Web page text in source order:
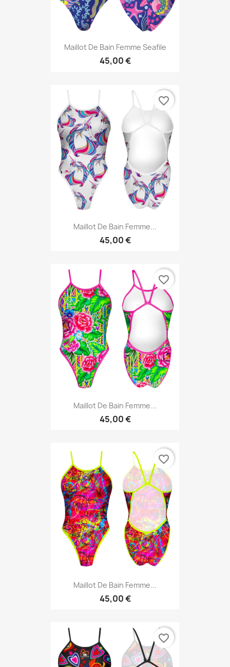
Maillot De Bain Femme Seafile
45,00 €
Maillot De Bain Femme...
45,00 €
favorite_border
Maillot De Bain Femme...
45,00 €
favorite_border
Maillot De Bain Femme...
45,00 €
favorite_border
favorite_border